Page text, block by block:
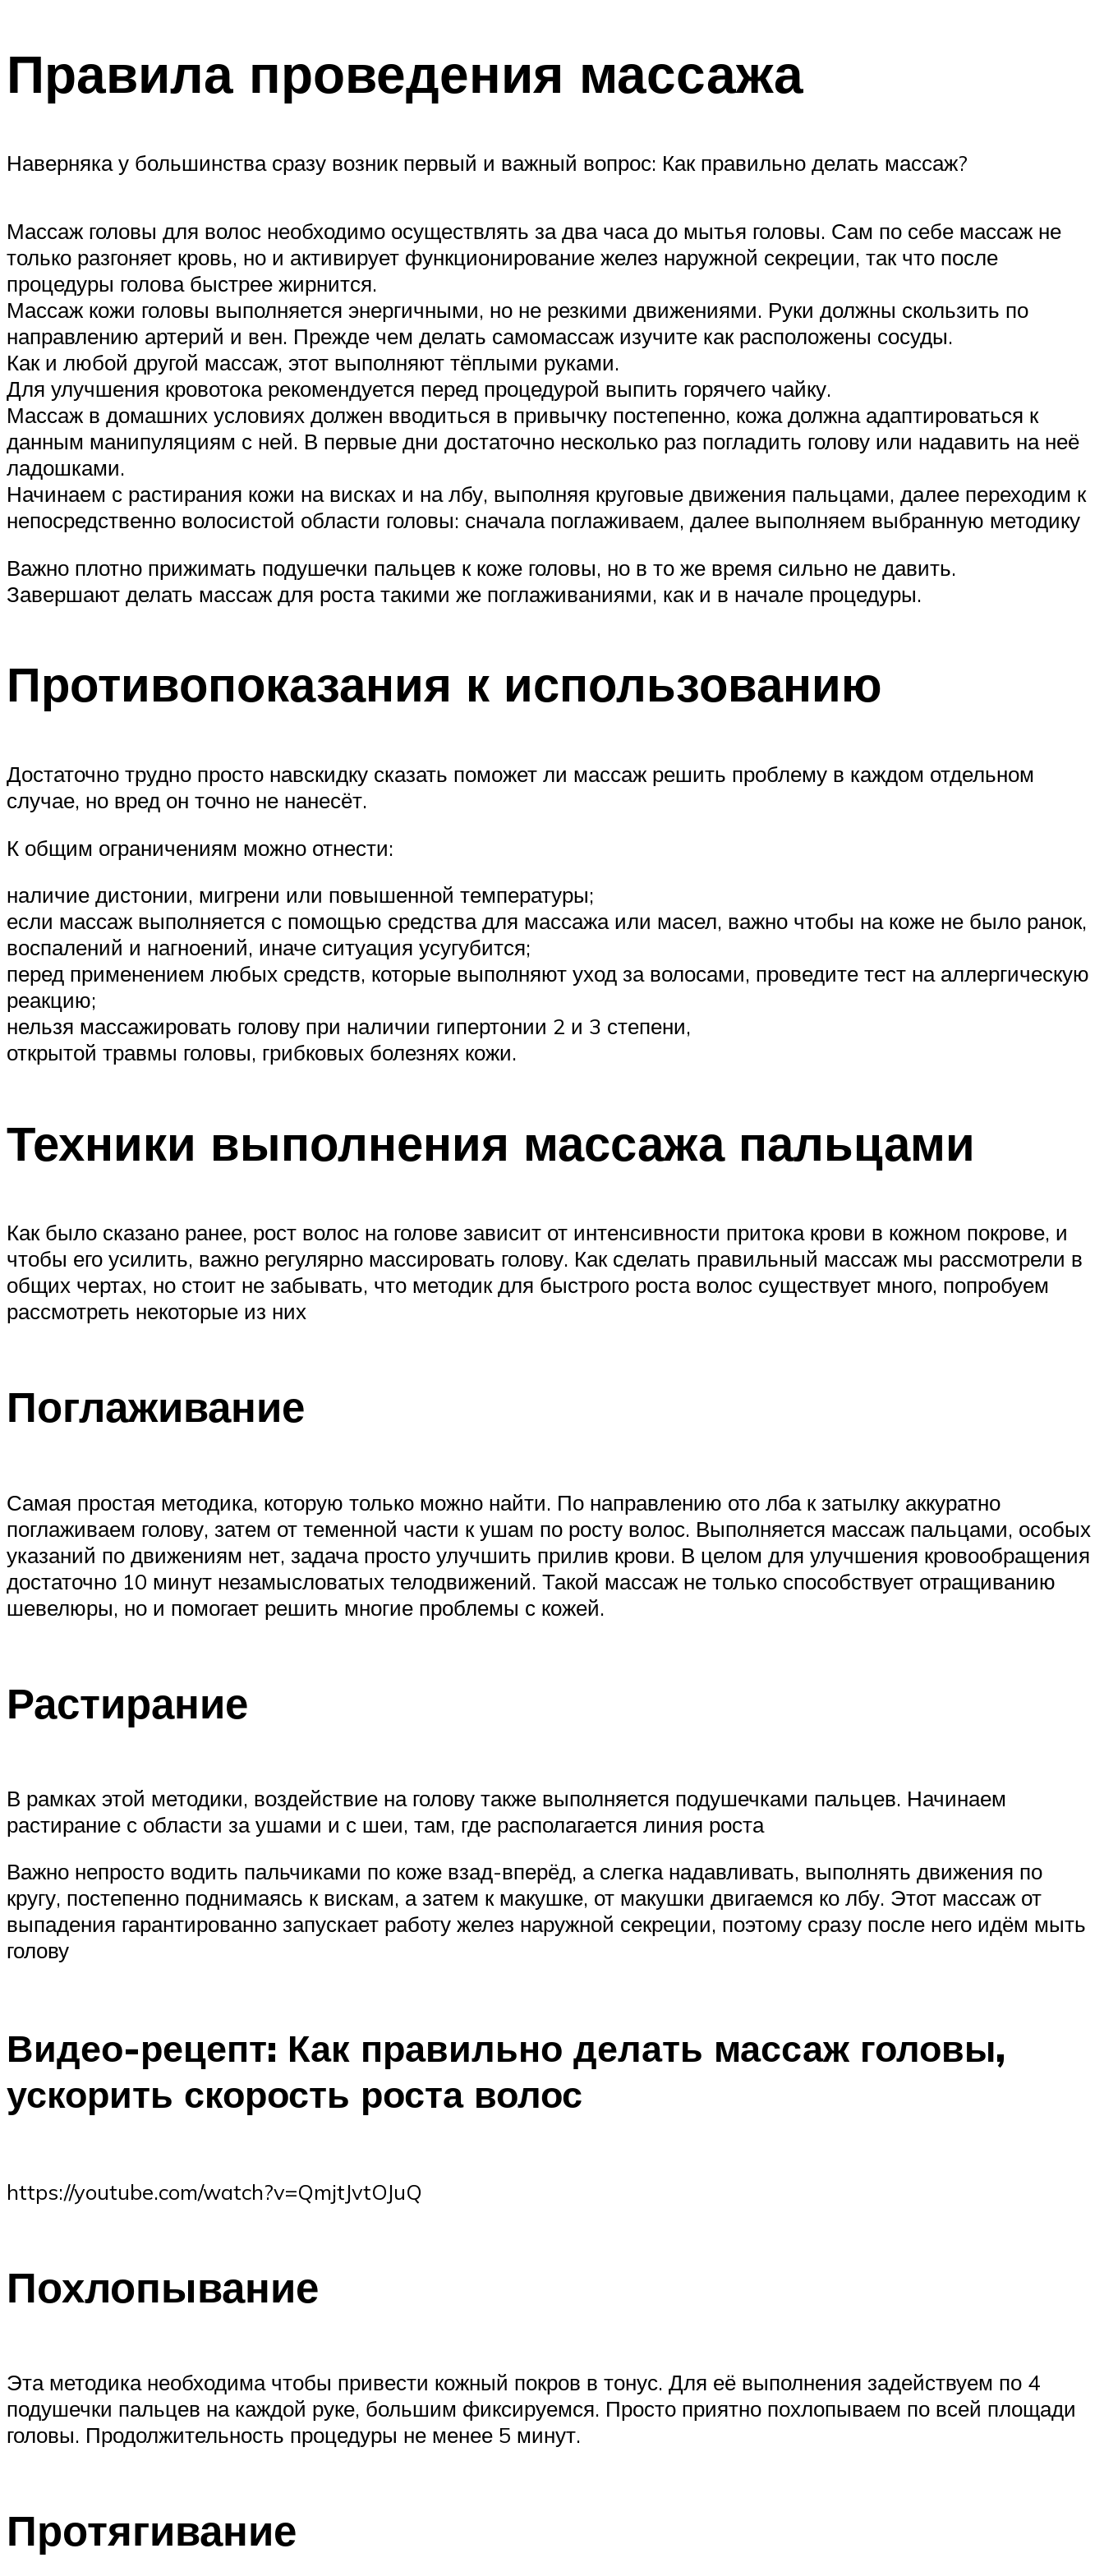
Правила проведения массажа
Наверняка у большинства сразу возник первый и важный вопрос: Как правильно делать массаж?
Массаж головы для волос необходимо осуществлять за два часа до мытья головы. Сам по себе массаж не
только разгоняет кровь, но и активирует функционирование желез наружной секреции, так что после
процедуры голова быстрее жирнится.
Массаж кожи головы выполняется энергичными, но не резкими движениями. Руки должны скользить по
направлению артерий и вен. Прежде чем делать самомассаж изучите как расположены сосуды.
Как и любой другой массаж, этот выполняют тёплыми руками.
Для улучшения кровотока рекомендуется перед процедурой выпить горячего чайку.
Массаж в домашних условиях должен вводиться в привычку постепенно, кожа должна адаптироваться к
данным манипуляциям с ней. В первые дни достаточно несколько раз погладить голову или надавить на неё
ладошками.
Начинаем с растирания кожи на висках и на лбу, выполняя круговые движения пальцами, далее переходим к
непосредственно волосистой области головы: сначала поглаживаем, далее выполняем выбранную методику
Важно плотно прижимать подушечки пальцев к коже головы, но в то же время сильно не давить.
Завершают делать массаж для роста такими же поглаживаниями, как и в начале процедуры.
Противопоказания к использованию
Достаточно трудно просто навскидку сказать поможет ли массаж решить проблему в каждом отдельном
случае, но вред он точно не нанесёт.
К общим ограничениям можно отнести:
наличие дистонии, мигрени или повышенной температуры;
если массаж выполняется с помощью средства для массажа или масел, важно чтобы на коже не было ранок,
воспалений и нагноений, иначе ситуация усугубится;
перед применением любых средств, которые выполняют уход за волосами, проведите тест на аллергическую
реакцию;
нельзя массажировать голову при наличии гипертонии 2 и 3 степени,
открытой травмы головы, грибковых болезнях кожи.
Техники выполнения массажа пальцами
Как было сказано ранее, рост волос на голове зависит от интенсивности притока крови в кожном покрове, и
чтобы его усилить, важно регулярно массировать голову. Как сделать правильный массаж мы рассмотрели в
общих чертах, но стоит не забывать, что методик для быстрого роста волос существует много, попробуем
рассмотреть некоторые из них
Поглаживание
Самая простая методика, которую только можно найти. По направлению ото лба к затылку аккуратно
поглаживаем голову, затем от теменной части к ушам по росту волос. Выполняется массаж пальцами, особых
указаний по движениям нет, задача просто улучшить прилив крови. В целом для улучшения кровообращения
достаточно 10 минут незамысловатых телодвижений. Такой массаж не только способствует отращиванию
шевелюры, но и помогает решить многие проблемы с кожей.
Растирание
В рамках этой методики, воздействие на голову также выполняется подушечками пальцев. Начинаем
растирание с области за ушами и с шеи, там, где располагается линия роста
Важно непросто водить пальчиками по коже взад-вперёд, а слегка надавливать, выполнять движения по
кругу, постепенно поднимаясь к вискам, а затем к макушке, от макушки двигаемся ко лбу. Этот массаж от
выпадения гарантированно запускает работу желез наружной секреции, поэтому сразу после него идём мыть
голову
Видео-рецепт: Как правильно делать массаж головы,
ускорить скорость роста волос
https://youtube.com/watch?v=QmjtJvtOJuQ
Похлопывание
Эта методика необходима чтобы привести кожный покров в тонус. Для её выполнения задействуем по 4
подушечки пальцев на каждой руке, большим фиксируемся. Просто приятно похлопываем по всей площади
головы. Продолжительность процедуры не менее 5 минут.
Протягивание